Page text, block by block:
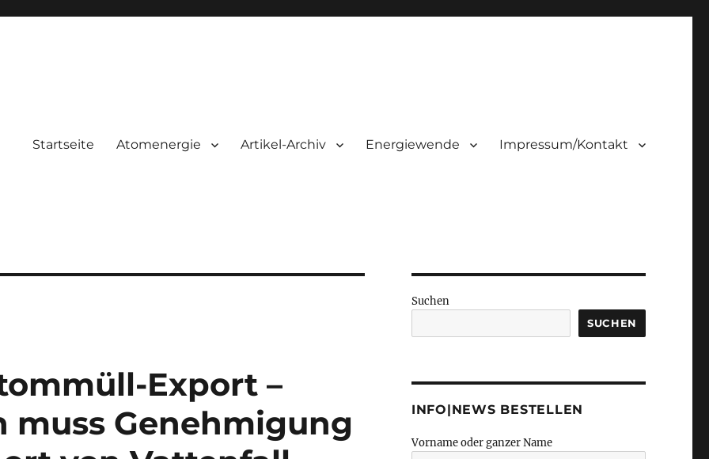
Startseite Atomenergie Artikel-Archiv Energiewende Impressum/Kontakt
Export –
Genehmigung
Suchen
SUCHEN
INFO|NEWS BESTELLEN
Vorname oder ganzer Name